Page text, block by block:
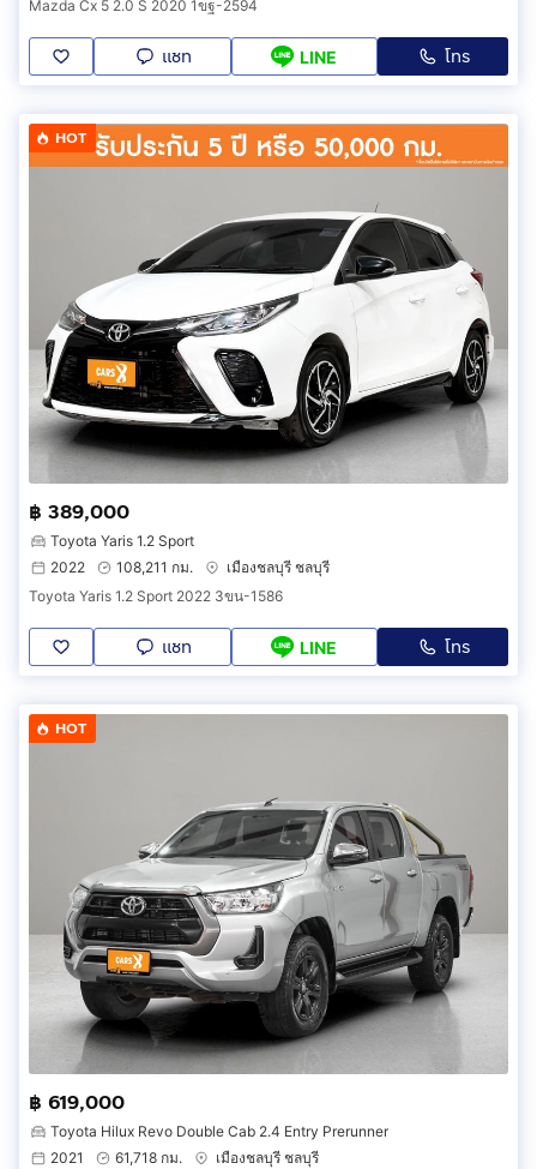
Mazda Cx 5 2.0 S 2020 1ขฐ-2594
แชท LINE โทร
HOT
฿ 389,000
Toyota Yaris 1.2 Sport
2022
108,211 กม.
เมืองชลบุรี ชลบุรี
Toyota Yaris 1.2 Sport 2022 3ขน-1586
แชท LINE โทร
HOT
฿ 619,000
Toyota Hilux Revo Double Cab 2.4 Entry Prerunner
2021
61,718 กม.
เมืองชลบุรี ชลบุรี